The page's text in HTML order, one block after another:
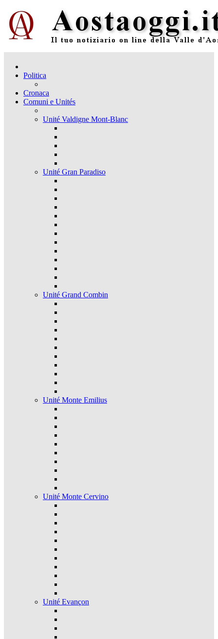
Politica
Cronaca
Comuni e Unités
Unité Valdigne Mont-Blanc
Unité Gran Paradiso
Unité Grand Combin
Unité Monte Emilius
Unité Monte Cervino
Unité Evançon